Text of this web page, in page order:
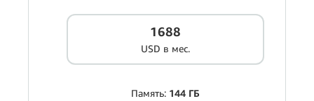
1688
USD в мес.
Память: 144 ГБ